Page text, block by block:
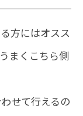
方にはオスス
まくこちら側
せて行えるの